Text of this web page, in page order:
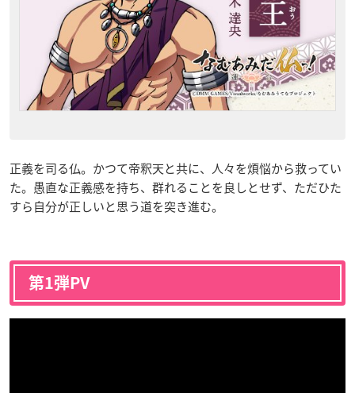
正義を司る仏。かつて帝釈天と共に、人々を煩悩から救ってい
た。愚直な正義感を持ち、群れることを良しとせず、ただひた
すら自分が正しいと思う道を突き進む。
第1弾PV